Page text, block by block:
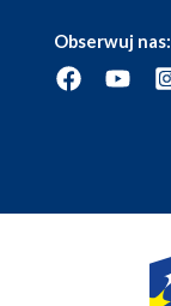
Obserwuj nas: